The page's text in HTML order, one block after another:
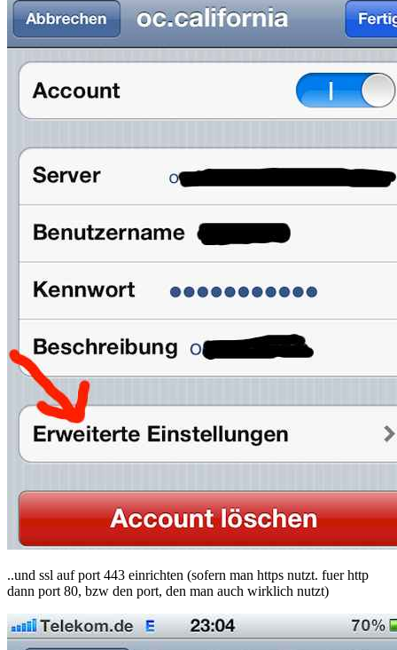
..und ssl auf port 443 einrichten (sofern man https nutzt. fuer http
dann port 80, bzw den port, den man auch wirklich nutzt)